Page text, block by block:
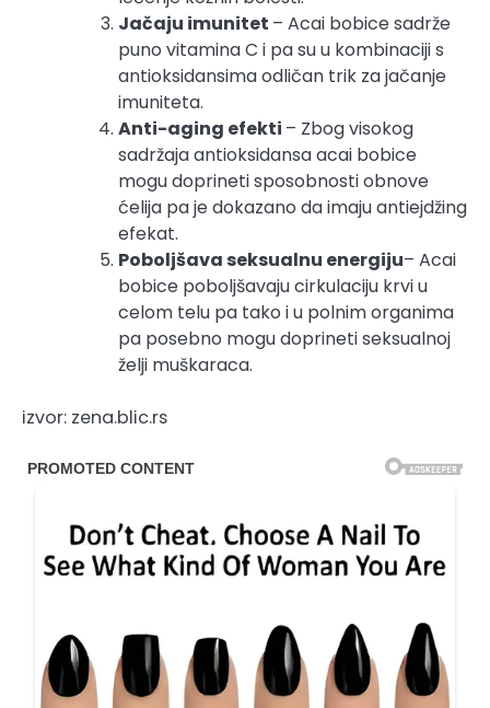
Jačaju imunitet – Acai bobice sadrže
puno vitamina C i pa su u kombinaciji s
antioksidansima odličan trik za jačanje
imuniteta.
Anti-aging efekti – Zbog visokog
sadržaja antioksidansa acai bobice
mogu doprineti sposobnosti obnove
ćelija pa je dokazano da imaju antiejdžing
efekat.
Poboljšava seksualnu energiju– Acai
bobice poboljšavaju cirkulaciju krvi u
celom telu pa tako i u polnim organima
pa posebno mogu doprineti seksualnoj
želji muškaraca.
izvor: zena.blic.rs